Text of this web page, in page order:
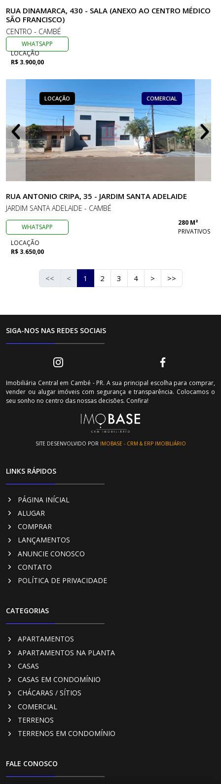
RUA DINAMARCA, 430 - SALA (ANEXO AO CENTRO MÉDICO
SÃO FRANCISCO)
CENTRO - CAMBÉ
WHATSAPP
LOCAÇÃO
R$ 3.900,00
LOCAÇÃO COMERCIAL
RUA ANTONIO CRIPA, 35 - JARDIM SANTA ADELAIDE
JARDIM SANTA ADELAIDE - CAMBÉ
WHATSAPP
280 M²
PRIVATIVOS
LOCAÇÃO
R$ 3.650,00
<< < 1 2 3 4 > >>
SIGA-NOS NAS REDES SOCIAIS
Imobiliária Central em Cambé - PR. A sua principal escolha para comprar,
vender ou alugar imóveis com segurança e transparência. Colocamos o
seu sonho no centro das nossas decisões. Confira!
SITE DESENVOLVIDO POR IMOBASE - CRM & ERP IMOBILIÁRIO
LINKS RÁPIDOS
PÁGINA INÍCIAL
ALUGAR
COMPRAR
LANÇAMENTOS
ANUNCIE CONOSCO
CONTATO
POLÍTICA DE PRIVACIDADE
CATEGORIAS
APARTAMENTOS
APARTAMENTOS NA PLANTA
CASAS
CASAS EM CONDOMÍNIO
CHÁCARAS / SÍTIOS
COMERCIAL
TERRENOS
TERRENOS EM CONDOMÍNIO
FALE CONOSCO